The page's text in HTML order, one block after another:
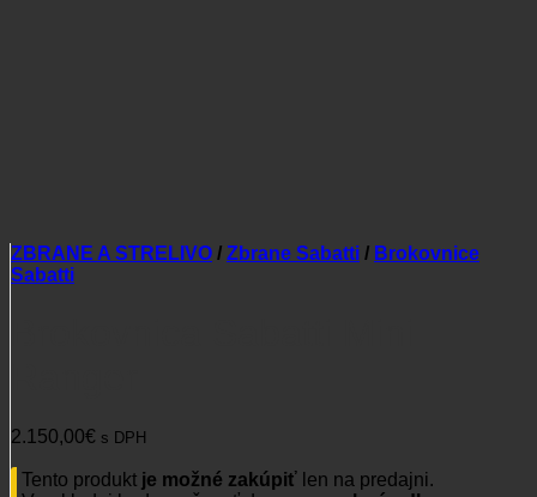
ZBRANE A STRELIVO / Zbrane Sabatti / Brokovnice
Sabatti
2.150,00€ s DPH
Tento produkt je možné zakúpiť len na predajni.